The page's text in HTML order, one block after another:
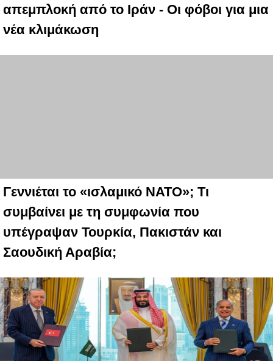
απεμπλοκή από το Ιράν - Οι φόβοι για μια
νέα κλιμάκωση
Γεννιέται το «ισλαμικό ΝΑΤΟ»; Τι
συμβαίνει με τη συμφωνία που
υπέγραψαν Τουρκία, Πακιστάν και
Σαουδική Αραβία;